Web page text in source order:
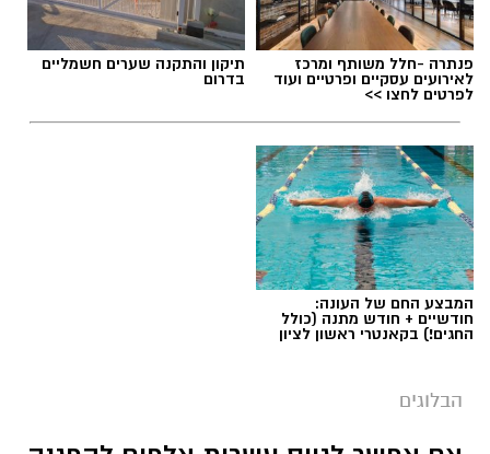
מערכת האתר / 09:04 23.07.26
תגים:טד
פנתרה -חלל משותף ומרכז
לאירועים עסקיים ופרטיים ועוד
לפרטים לחצו >>
תיקון והתקנה שערים חשמליים
בדרום
המבצע החם של העונה:
חודשיים + חודש מתנה (כולל
החגים!) בקאנטרי ראשון לציון
הבלוגים